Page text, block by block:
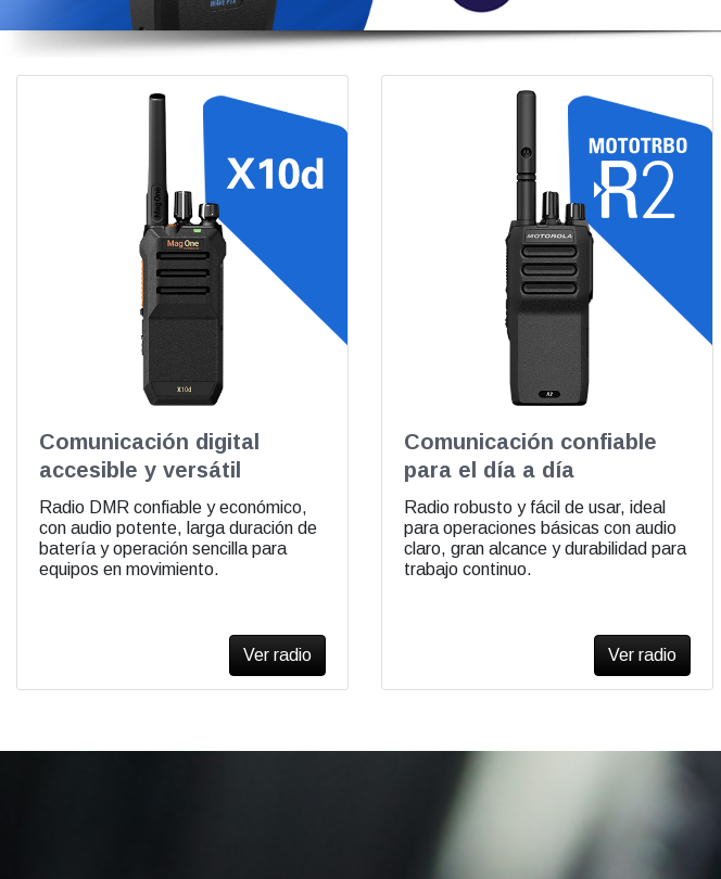
Comunicación digital
accesible y versátil
Radio DMR confiable y económico,
con audio potente, larga duración de
batería y operación sencilla para
equipos en movimiento.
Ver radio
Comunicación confiable
para el día a día
Radio robusto y fácil de usar, ideal
para operaciones básicas con audio
claro, gran alcance y durabilidad para
trabajo continuo.
Ver radio